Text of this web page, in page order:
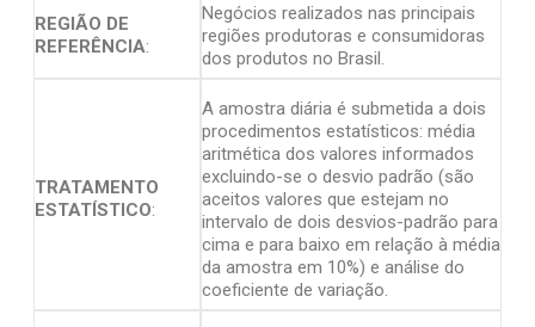
REGIÃO DE
REFERÊNCIA:
Negócios realizados nas principais
regiões produtoras e consumidoras
dos produtos no Brasil.
TRATAMENTO
ESTATÍSTICO:
A amostra diária é submetida a dois
procedimentos estatísticos: média
aritmética dos valores informados
excluindo-se o desvio padrão (são
aceitos valores que estejam no
intervalo de dois desvios-padrão para
cima e para baixo em relação à média
da amostra em 10%) e análise do
coeficiente de variação.